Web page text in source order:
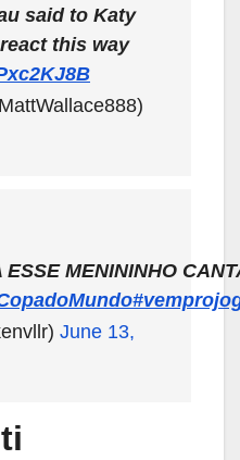
said to Katy
this way
ESSE MENININHO
June 13,